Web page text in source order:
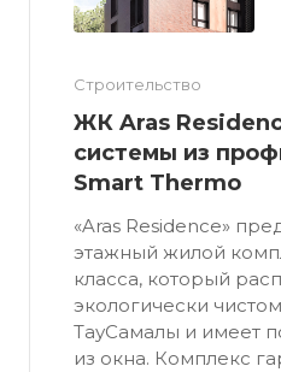
Строительство
ЖК Aras
системы из
Smart Thermo
«Aras Residence»
этажный жилой
класса, который
экологически
ТауСамалы и имеет
из окна. Комплекс